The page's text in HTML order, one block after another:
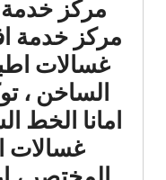
غسالات
الساخن ،
امانا الخط
غسالات